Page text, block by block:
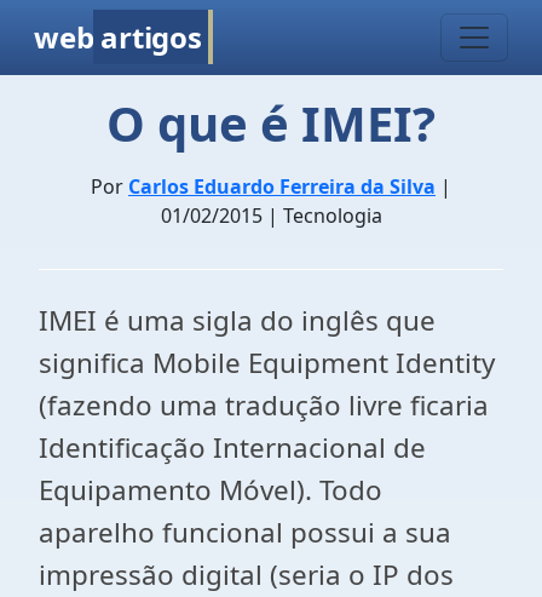
web artigos
O que é IMEI?
Por Carlos Eduardo Ferreira da Silva |
01/02/2015 | Tecnologia
IMEI é uma sigla do inglês que
significa Mobile Equipment Identity
(fazendo uma tradução livre ficaria
Identificação Internacional de
Equipamento Móvel). Todo
aparelho funcional possui a sua
impressão digital (seria o IP dos